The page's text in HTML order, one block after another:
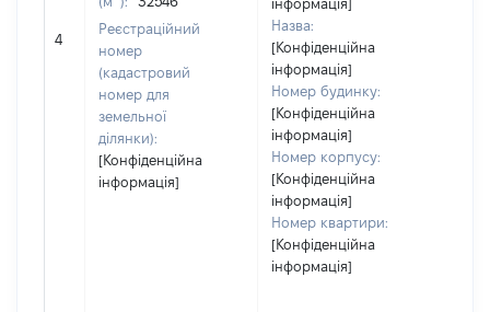
4
Реєстраційний
номер
(кадастровий
номер для
земельної
ділянки):
[Конфіденційна
інформація]
інформація]
Назва:
[Конфіденційна
інформація]
Номер будинку:
[Конфіденційна
інформація]
Номер корпусу:
[Конфіденційна
інформація]
Номер квартири:
[Конфіденційна
інформація]